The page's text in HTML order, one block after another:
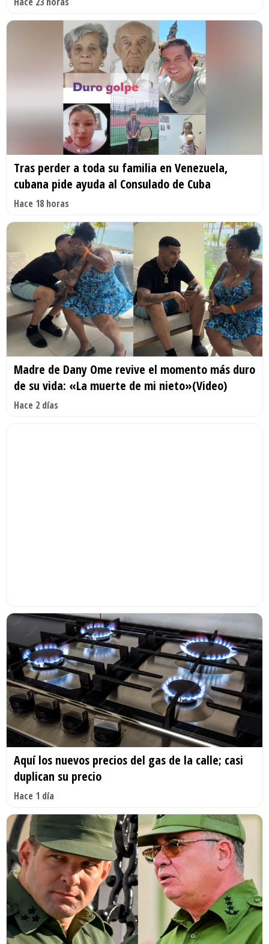
Tras perder a toda su familia en Venezuela,
cubana pide ayuda al Consulado de Cuba
Hace 18 horas
Madre de Dany Ome revive el momento más duro
de su vida: «La muerte de mi nieto»(Video)
Hace 2 días
Aquí los nuevos precios del gas de la calle; casi
duplican su precio
Hace 1 día